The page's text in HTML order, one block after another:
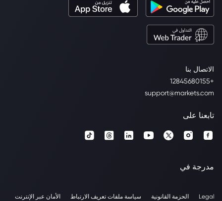
الاتصال بنا
+12845680155
support@markets.com
تابعنا على
مدرجة في
Legal الحزمة القانونية سياسة ملفات تعريف الارتباط الأمان عبر الإنترنت